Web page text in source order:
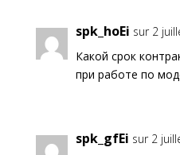
spk_hoEi sur 2
Какой срок
при работе по
spk_gfEi sur 2